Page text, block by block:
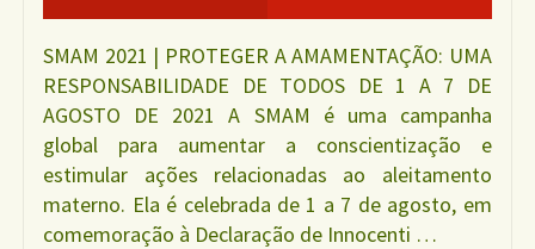
SMAM 2021 | PROTEGER A AMAMENTAÇÃO: UMA
RESPONSABILIDADE DE TODOS DE 1 A 7 DE
AGOSTO DE 2021 A SMAM é uma campanha
global para aumentar a conscientização e
estimular ações relacionadas ao aleitamento
materno. Ela é celebrada de 1 a 7 de agosto, em
comemoração à Declaração de Innocenti …